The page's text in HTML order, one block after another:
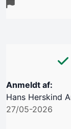
Anmeldt af:
Hans Herskind
27/05-2026